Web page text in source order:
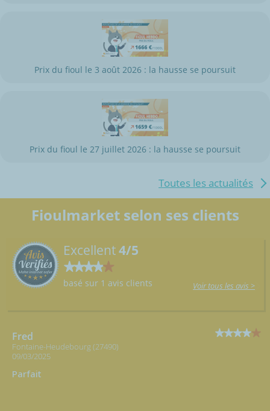
Prix du fioul le 3 août 2026 : la hausse se poursuit
Prix du fioul le 27 juillet 2026 : la hausse se poursuit
Toutes les actualités
Fioulmarket selon ses clients
Excellent4/5
basé sur 1 avis clients Voir tous les avis >
Fred
Fontaine-Heudebourg (27490)
09/03/2025
Parfait